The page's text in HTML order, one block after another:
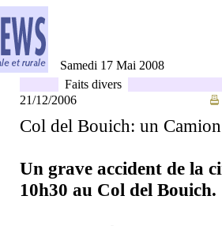
Samedi 17 Mai 2008
Faits divers
21/12/2006
Col del Bouich: un
Un grave accident de la
10h30 au Col del Bouich.